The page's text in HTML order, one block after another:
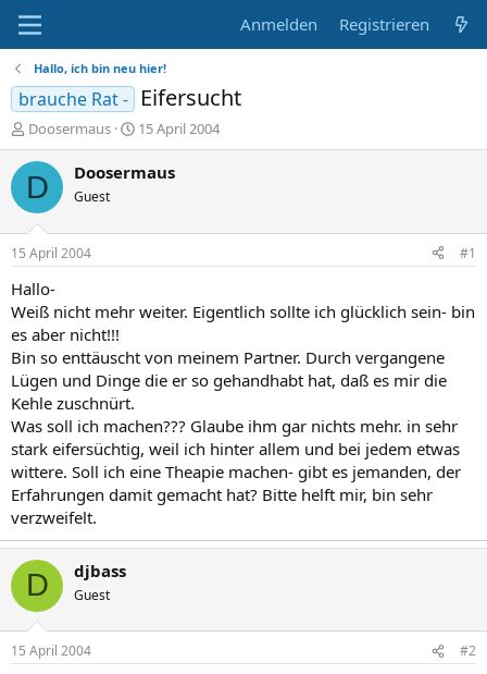
Anmelden Registrieren
Hallo, ich bin neu hier!
brauche Rat - Eifersucht
E
r
s
e
r
Doosermaus
E
r
s
t
15 April 2004
D Doosermaus
Guest
15 April 2004 #1
Hallo-
Weiß nicht mehr weiter. Eigentlich sollte ich glücklich sein- bin
es aber nicht!!!
Bin so enttäuscht von meinem Partner. Durch vergangene
Lügen und Dinge die er so gehandhabt hat, daß es mir die
Kehle zuschnürt.
Was soll ich machen??? Glaube ihm gar nichts mehr. in sehr
stark eifersüchtig, weil ich hinter allem und bei jedem etwas
wittere. Soll ich eine Theapie machen- gibt es jemanden, der
Erfahrungen damit gemacht hat? Bitte helft mir, bin sehr
verzweifelt.
D djbass
Guest
15 April 2004 #2